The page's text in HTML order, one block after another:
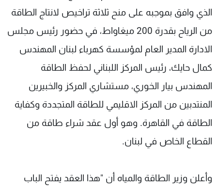
الذي وافق بموجبه على منح ثلاثة تراخيص لانتاج الطاقة
من الرياح بقدرة 200 ميغاواط، في حضور رئيس مجلس
الادارة المدير العام لمؤسسة كهرباء لبنان المهندس
كمال حايك، رئيس المركز اللبناني لحفظ الطاقة
المهندس بيار الخوري، مستشاري المركز والخبيرين
المنتدبين من المركز الاقليمي للطاقة المتجددة وكفاية
الطاقة في القاهرة. وهو أول عقد شراء طاقة من
القطاع الخاص في لبنان.
وأعلن وزير الطاقة والمياه أن "هذا العقد يفتح الباب